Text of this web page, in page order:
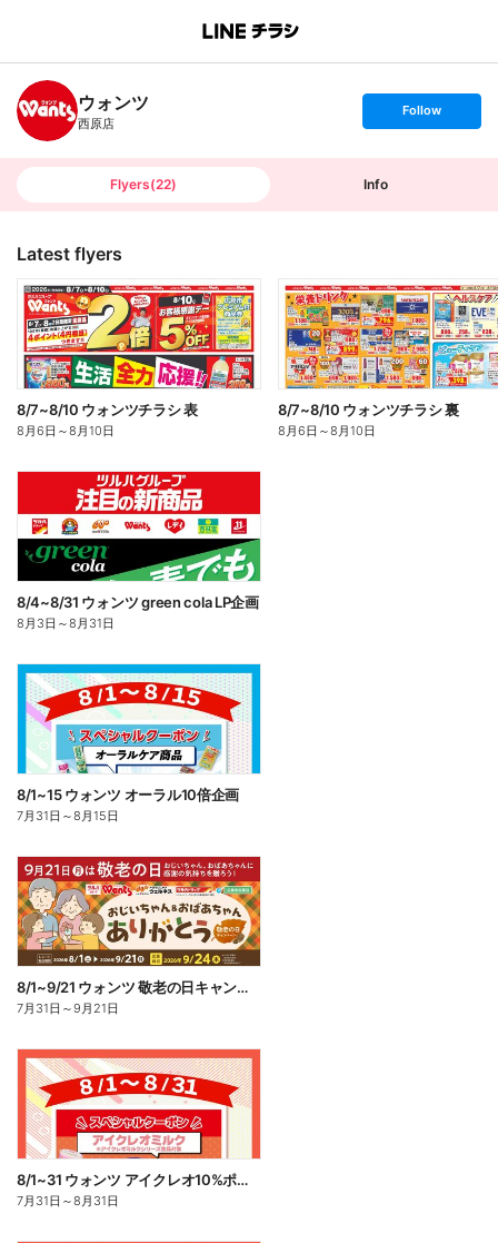
B
n
c
h
T
ウォンツ
西原店
s
t
o
Follow
Flyers(22) Info
Latest flyers
8/7~8/10 ウォンツチラシ 表
8月6日 ～8月10日
8/7~8/10 ウォンツチラシ 裏
8月6日 ～8月10日
8/4~8/31 ウォンツ green cola LP企画
8月3日 ～8月31日
8/1~15 ウォンツ オーラル10倍企画
7月31日 ～8月15日
8/1~9/21 ウォンツ 敬老の日キャンペーン
7月31日 ～9月21日
8/1~31 ウォンツ アイクレオ10%ポイント還元
7月31日 ～8月31日